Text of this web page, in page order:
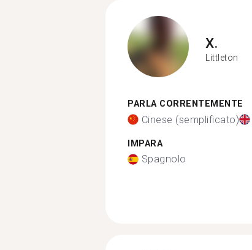
X.
Littleton
PARLA CORRENTEMENTE
Cinese (semplificato)
IMPARA
Spagnolo